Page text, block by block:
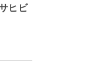
ヒビ